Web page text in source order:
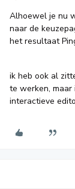
Alhoewel je nu
naar de
het resultaat
ik heb ook al
te werken, maar
interactieve